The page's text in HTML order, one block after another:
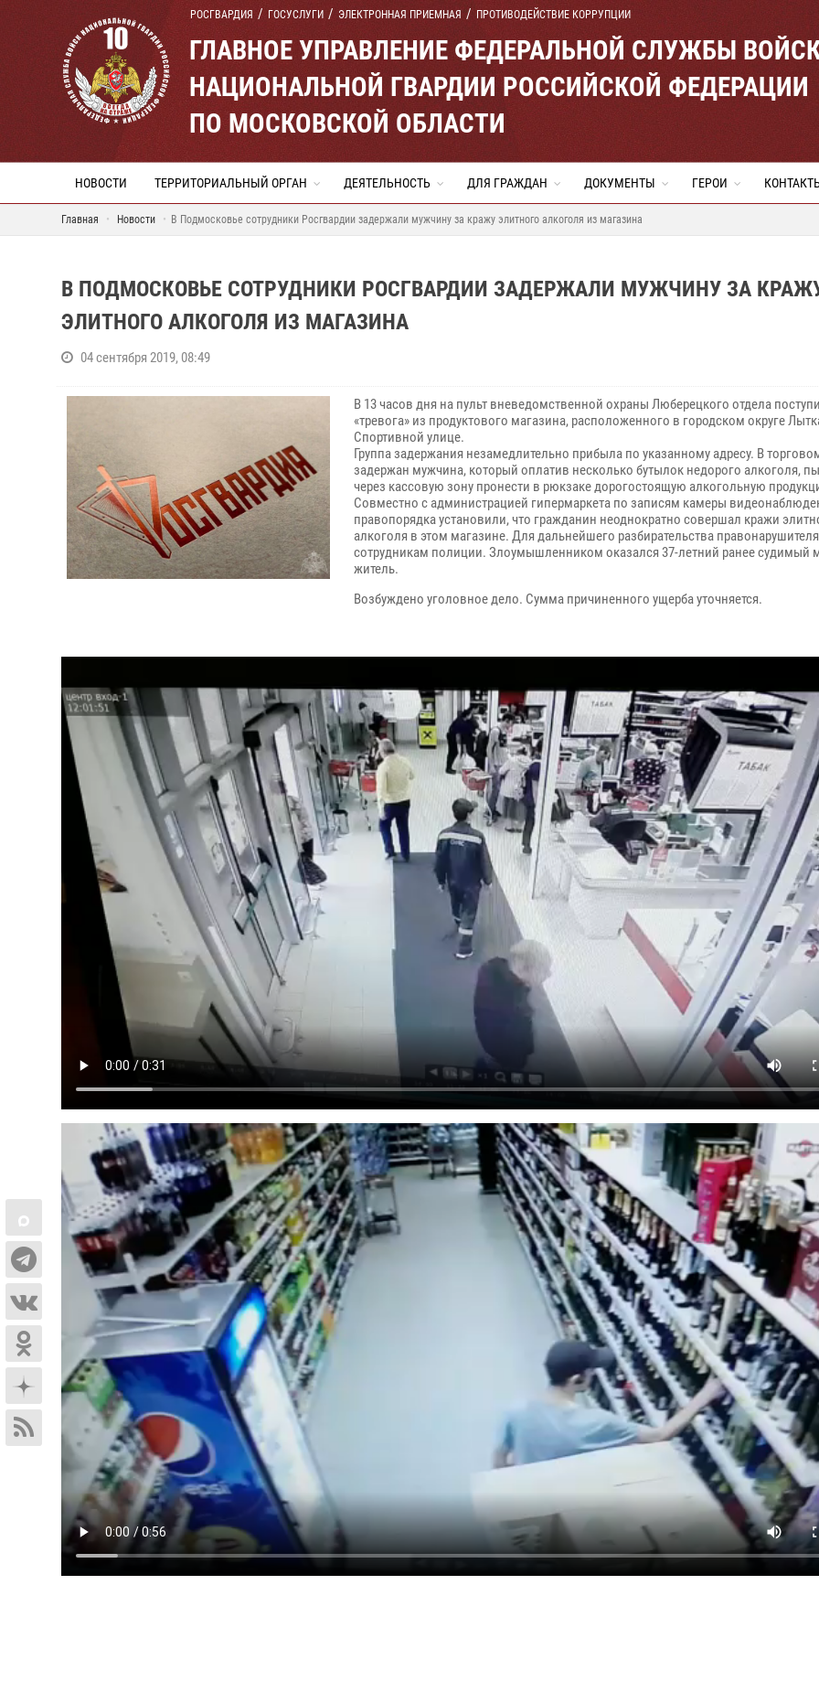
РОСГВАРДИЯ ГОСУСЛУГИ ЭЛЕКТРОННАЯ ПРИЕМНАЯ ПРОТИВОДЕЙСТВИЕ КОРРУПЦИИ
ГЛАВНОЕ УПРАВЛЕНИЕ ФЕДЕРАЛЬНОЙ СЛУЖБЫ
НАЦИОНАЛЬНОЙ ГВАРДИИ РОССИЙСКОЙ ФЕДЕРАЦИИ
ПО МОСКОВСКОЙ ОБЛАСТИ
НОВОСТИ ТЕРРИТОРИАЛЬНЫЙ ОРГАН ДЕЯТЕЛЬНОСТЬ ДЛЯ ГРАЖДАН ДОКУМЕНТЫ ГЕРОИ
Главная Новости В Подмосковье сотрудники Росгвардии задержали мужчину за кражу элитного алкоголя из магазина
В ПОДМОСКОВЬЕ СОТРУДНИКИ РОСГВАРДИИ ЗАДЕРЖАЛИ МУЖЧИНУ ЗА
ЭЛИТНОГО АЛКОГОЛЯ ИЗ МАГАЗИНА
04 сентября 2019, 08:49
В 13 часов дня на пульт вневедомственной охраны Люберецкого отдела
«тревога» из продуктового магазина, расположенного в городском округе
Спортивной улице.
Группа задержания незамедлительно прибыла по указанному адресу. В
задержан мужчина, который оплатив несколько бутылок недорого алкоголя,
через кассовую зону пронести в рюкзаке дорогостоящую алкогольную
Совместно с администрацией гипермаркета по записям камеры
правопорядка установили, что гражданин неоднократно совершал кражи
алкоголя в этом магазине. Для дальнейшего разбирательства
сотрудникам полиции. Злоумышленником оказался 37-летний ранее судимый
житель.
Возбуждено уголовное дело. Сумма причиненного ущерба уточняется.